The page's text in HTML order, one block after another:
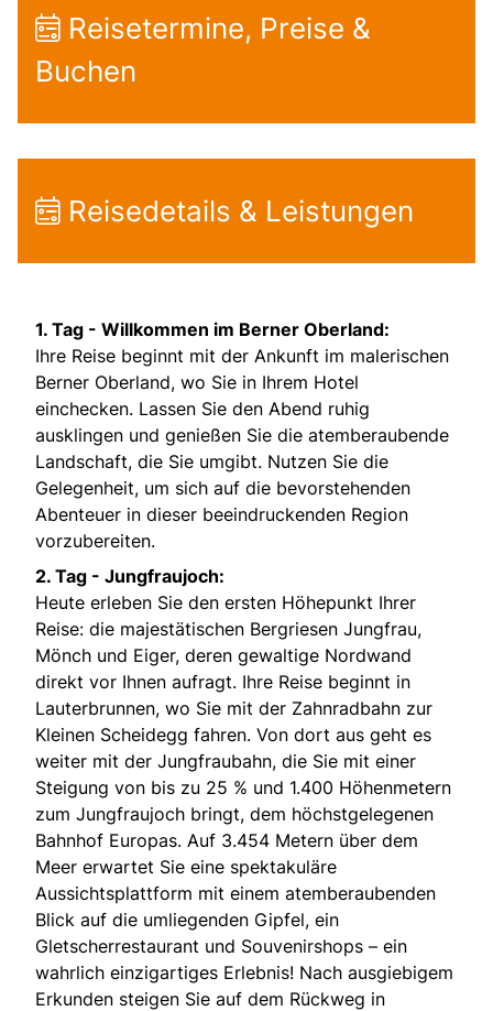
Reisetermine, Preise &
Buchen
Reisedetails & Leistungen
1. Tag - Willkommen im Berner Oberland:
Ihre Reise beginnt mit der Ankunft im malerischen
Berner Oberland, wo Sie in Ihrem Hotel
einchecken. Lassen Sie den Abend ruhig
ausklingen und genießen Sie die atemberaubende
Landschaft, die Sie umgibt. Nutzen Sie die
Gelegenheit, um sich auf die bevorstehenden
Abenteuer in dieser beeindruckenden Region
vorzubereiten.
2. Tag - Jungfraujoch:
Heute erleben Sie den ersten Höhepunkt Ihrer
Reise: die majestätischen Bergriesen Jungfrau,
Mönch und Eiger, deren gewaltige Nordwand
direkt vor Ihnen aufragt. Ihre Reise beginnt in
Lauterbrunnen, wo Sie mit der Zahnradbahn zur
Kleinen Scheidegg fahren. Von dort aus geht es
weiter mit der Jungfraubahn, die Sie mit einer
Steigung von bis zu 25 % und 1.400 Höhenmetern
zum Jungfraujoch bringt, dem höchstgelegenen
Bahnhof Europas. Auf 3.454 Metern über dem
Meer erwartet Sie eine spektakuläre
Aussichtsplattform mit einem atemberaubenden
Blick auf die umliegenden Gipfel, ein
Gletscherrestaurant und Souvenirshops – ein
wahrlich einzigartiges Erlebnis! Nach ausgiebigem
Erkunden steigen Sie auf dem Rückweg in